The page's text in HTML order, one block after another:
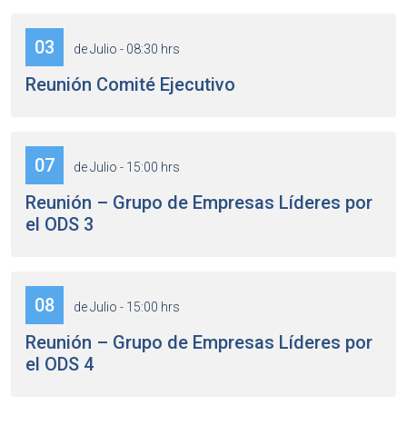
03 de Julio - 08:30 hrs
Reunión Comité Ejecutivo
07 de Julio - 15:00 hrs
Reunión – Grupo de Empresas Líderes por
el ODS 3
08 de Julio - 15:00 hrs
Reunión – Grupo de Empresas Líderes por
el ODS 4